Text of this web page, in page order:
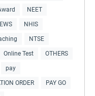
NEET
NHIS
NTSE
Online Test OTHERS
pay
ORDER PAY GO